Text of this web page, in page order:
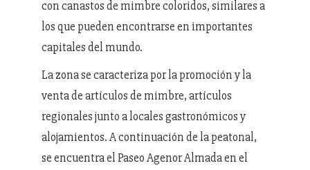
con canastos de mimbre coloridos, similares a
los que pueden encontrarse en importantes
capitales del mundo.
La zona se caracteriza por la promoción y la
venta de artículos de mimbre, artículos
regionales junto a locales gastronómicos y
alojamientos. A continuación de la peatonal,
se encuentra el Paseo Agenor Almada en el